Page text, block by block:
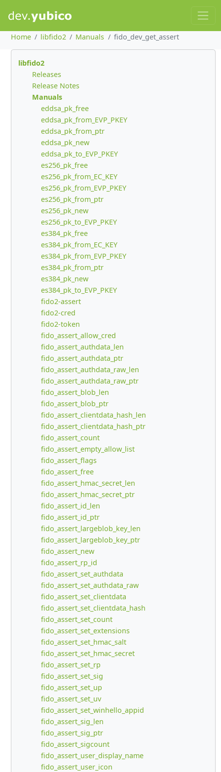
Home libfido2 Manuals fido_dev_get_assert
libfido2
Releases
Release Notes
Manuals
eddsa_pk_free
eddsa_pk_from_EVP_PKEY
eddsa_pk_from_ptr
eddsa_pk_new
eddsa_pk_to_EVP_PKEY
es256_pk_free
es256_pk_from_EC_KEY
es256_pk_from_EVP_PKEY
es256_pk_from_ptr
es256_pk_new
es256_pk_to_EVP_PKEY
es384_pk_free
es384_pk_from_EC_KEY
es384_pk_from_EVP_PKEY
es384_pk_from_ptr
es384_pk_new
es384_pk_to_EVP_PKEY
fido2-assert
fido2-cred
fido2-token
fido_assert_allow_cred
fido_assert_authdata_len
fido_assert_authdata_ptr
fido_assert_authdata_raw_len
fido_assert_authdata_raw_ptr
fido_assert_blob_len
fido_assert_blob_ptr
fido_assert_clientdata_hash_len
fido_assert_clientdata_hash_ptr
fido_assert_count
fido_assert_empty_allow_list
fido_assert_flags
fido_assert_free
fido_assert_hmac_secret_len
fido_assert_hmac_secret_ptr
fido_assert_id_len
fido_assert_id_ptr
fido_assert_largeblob_key_len
fido_assert_largeblob_key_ptr
fido_assert_new
fido_assert_rp_id
fido_assert_set_authdata
fido_assert_set_authdata_raw
fido_assert_set_clientdata
fido_assert_set_clientdata_hash
fido_assert_set_count
fido_assert_set_extensions
fido_assert_set_hmac_salt
fido_assert_set_hmac_secret
fido_assert_set_rp
fido_assert_set_sig
fido_assert_set_up
fido_assert_set_uv
fido_assert_set_winhello_appid
fido_assert_sig_len
fido_assert_sig_ptr
fido_assert_sigcount
fido_assert_user_display_name
fido_assert_user_icon